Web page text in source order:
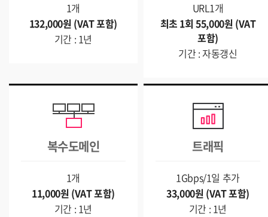
1개
132,000원 (VAT 포함)
기간 : 1년
URL1개
최초 1회 55,000원 (VAT
포함)
기간 : 자동갱신
복수도메인
1개
11,000원 (VAT 포함)
기간 : 1년
트래픽
1Gbps/1일 추가
33,000원 (VAT 포함)
기간 : 1년